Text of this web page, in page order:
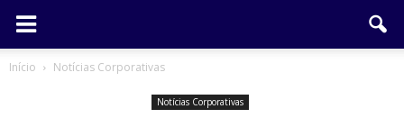
Início Notícias Corporativas
Notícias Corporativas